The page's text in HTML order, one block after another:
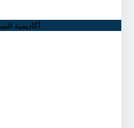
أكاديمية